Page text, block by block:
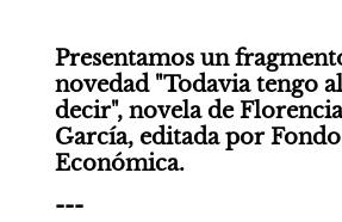
Presentamos un
novedad "Todavia tengo
decir", novela de
García, editada por
Económica.
---